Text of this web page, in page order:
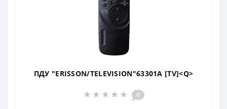
ПДУ "ERISSON/TELEVISION"63301A [TV]<Q>
0